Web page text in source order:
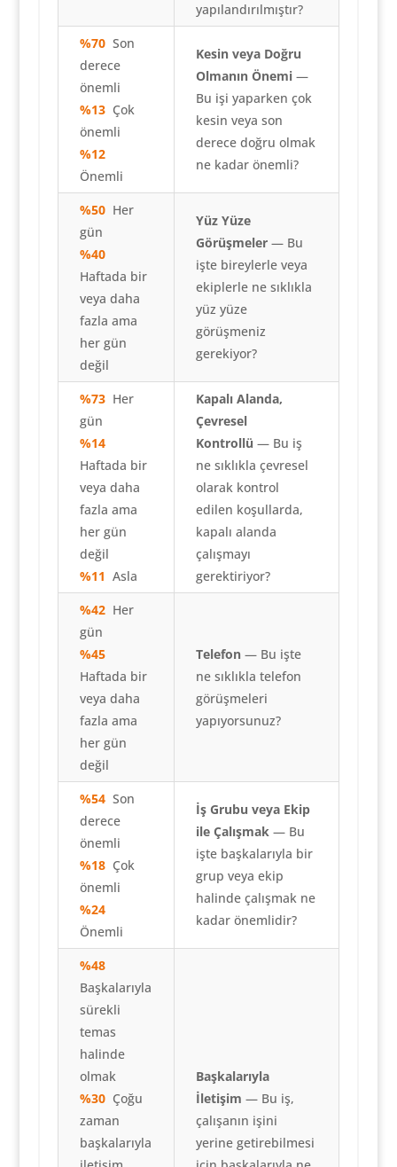
yapılandırılmıştır?
%70Son
derece
önemli
%13Çok
önemli
%12
Önemli
Kesin veya Doğru
Olmanın Önemi—
Bu işi yaparken çok
kesin veya son
derece doğru olmak
ne kadar önemli?
%50Her
gün
%40
Haftada bir
veya daha
fazla ama
her gün
değil
Yüz Yüze
Görüşmeler— Bu
işte bireylerle veya
ekiplerle ne sıklıkla
yüz yüze
görüşmeniz
gerekiyor?
%73Her
gün
%14
Haftada bir
veya daha
fazla ama
her gün
değil
%11 Asla
Kapalı Alanda,
Çevresel
Kontrollü — Bu iş
ne sıklıkla çevresel
olarak kontrol
edilen koşullarda,
kapalı alanda
çalışmayı
gerektiriyor?
%42Her
gün
%45
Haftada bir
veya daha
fazla ama
her gün
değil
Telefon — Bu işte
ne sıklıkla telefon
görüşmeleri
yapıyorsunuz?
%54Son
derece
önemli
%18Çok
önemli
%24
Önemli
İş Grubu veya Ekip
ile Çalışmak— Bu
işte başkalarıyla bir
grup veya ekip
halinde çalışmak ne
kadar önemlidir?
%48
Başkalarıyla
sürekli
temas
halinde
olmak
%30Çoğu
zaman
başkalarıyla
Başkalarıyla
İletişim — Bu iş,
çalışanın işini
yerine getirebilmesi